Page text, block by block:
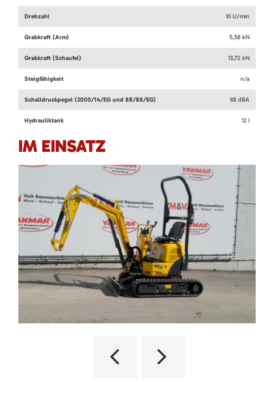
Drehzahl 10 U/min
Grabkraft (Arm) 5,58 kN
Grabkraft (Schaufel) 13,72 kN
Steigfähigkeit n/a
Schalldruckpegel (2000/14/EG und 88/88/EG) 88 dBA
Hydrauliktank 12 l
IM EINSATZ